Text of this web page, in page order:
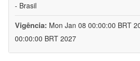
- Brasil
Vigência: Mon Jan 08 00:00:00 BRT
00:00:00 BRT 2027